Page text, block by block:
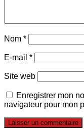
Nom *
E-mail *
Site web
Enregistrer mon
navigateur pour mon